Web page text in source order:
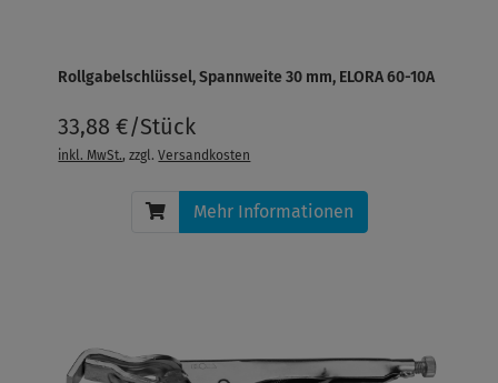
Rollgabelschlüssel, Spannweite 30 mm, ELORA 60-10A
33,88 €/Stück
inkl. MwSt., zzgl.Versandkosten
Mehr Informationen